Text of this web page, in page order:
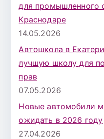
для промышленного
Краснодаре
14.05.2026
Автошкола в
лучшую школу для
прав
07.05.2026
Новые автомобили
ожидать в 2026 году
27.04.2026